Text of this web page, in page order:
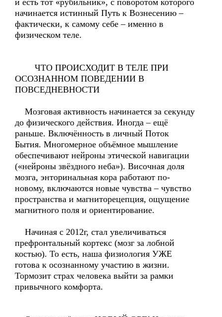
и есть тот «рубильник», с поворотом которого
начинается истинный Путь к Вознесению –
фактически, к самому себе – именно в
физическом теле.
ЧТО ПРОИСХОДИТ В ТЕЛЕ ПРИ
ОСОЗНАННОМ ПОВЕДЕНИИ В
ПОВСЕДНЕВНОСТИ
Мозговая активность начинается за секунду
до физического действия. Иногда – ещё
раньше. Включённость в личный Поток
Бытия. Многомерное объёмное мышление
обеспечивают нейроны этической навигации
(«нейроны звёздного неба»). Височная доля
мозга, энторинальная кора работают по-
новому, включаются новые чувства – чувство
пространства и магниторецепция, ощущение
магнитного поля и ориентирование.
Начиная с 2012г, стал увеличиваться
префронтальный кортекс (мозг за лобной
костью). То есть, наша физиология УЖЕ
готова к осознанному участию в жизни.
Тормозит страх человека выйти за рамки
привычного комфорта.